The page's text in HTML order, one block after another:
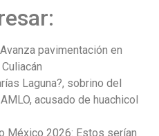
pavimentación en
Laguna?, sobrino del
acusado de huachicol
México 2026: Estos serían